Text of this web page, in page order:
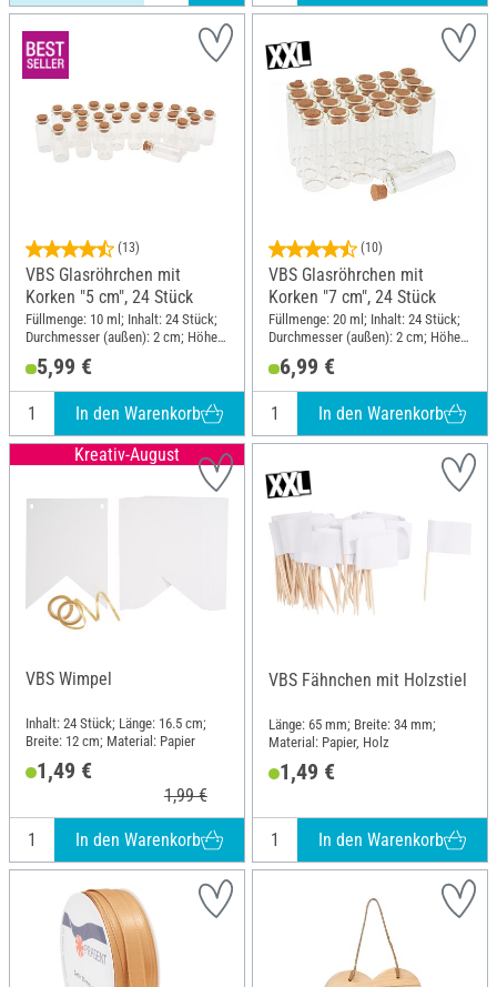
(13)
VBS Glasröhrchen mit
Korken "5 cm", 24 Stück
Füllmenge: 10 ml; Inhalt: 24 Stück;
Durchmesser (außen): 2 cm; Höhe:
5,99 €
In den Warenkorb
(10)
VBS Glasröhrchen mit
Korken "7 cm", 24 Stück
Füllmenge: 20 ml; Inhalt: 24 Stück;
Durchmesser (außen): 2 cm; Höhe:
6,99 €
In den Warenkorb
Kreativ-August
VBS Wimpel
Inhalt: 24 Stück; Länge: 16.5 cm;
Breite: 12 cm; Material: Papier
1,49 €
1,99 €
In den Warenkorb
VBS Fähnchen mit Holzstiel
Länge: 65 mm; Breite: 34 mm;
Material: Papier, Holz
1,49 €
In den Warenkorb